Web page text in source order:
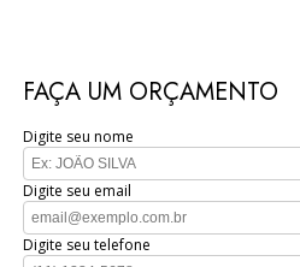
FAÇA UM ORÇAMENTO
Digite seu nome
Digite seu email
Digite seu telefone